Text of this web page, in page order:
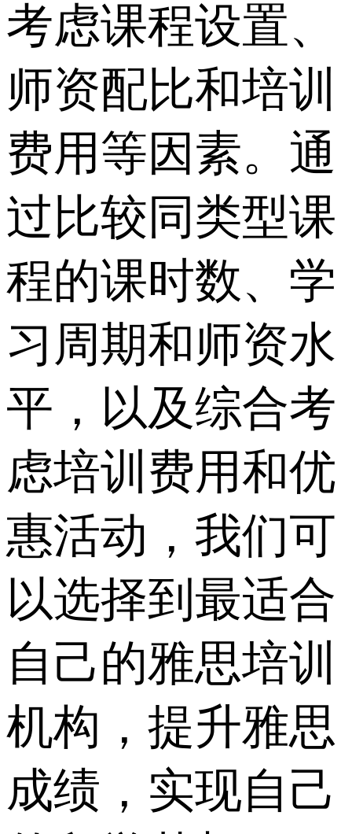
考虑课程设置、
师资配比和培训
费用等因素。通
过比较同类型课
程的课时数、学
习周期和师资水
平，以及综合考
虑培训费用和优
惠活动，我们可
以选择到最适合
自己的雅思培训
机构，提升雅思
成绩，实现自己